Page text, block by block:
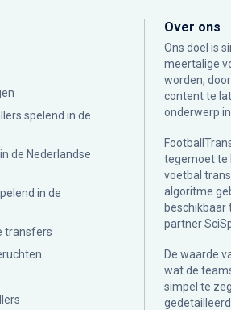
spelend in de
de Nederlandse
in de
transfers
Over ons
Ons doel is
meertalige
worden,
content te
onderwerp
tegemoet te
voetbal
algoritme
beschikbaar
partner
De waarde
wat de
simpel te